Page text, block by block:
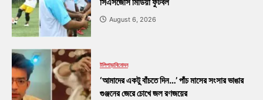
August 6, 2026
টলিপাড়াবিনোদন
‘আমাদের একটু বাঁচতে দিন…’ পাঁচ মাসের সংসার ভাঙার
গুঞ্জনের জেরে চোখে জল রণজয়ের